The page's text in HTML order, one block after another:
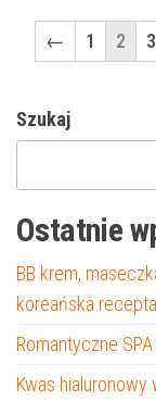
← 1 2 3
Szukaj
Ostatnie
BB krem,
koreańska
Romantyczne
Kwas hialuronowy